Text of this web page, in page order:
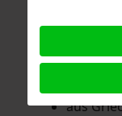
Lanzl,
Schaub,
Serge
aus